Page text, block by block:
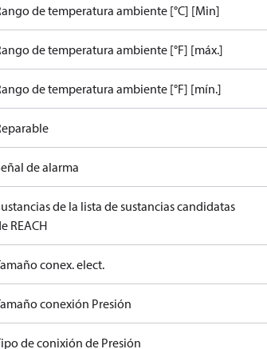
de temperatura ambiente [°C] [Min]
de temperatura ambiente [°F] [máx.]
de temperatura ambiente [°F] [mín.]
de alarma
de la lista de sustancias candidatas
REACH
conex. elect.
conexión Presión
de conixión de Presión